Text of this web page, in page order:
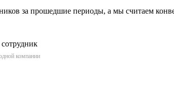
за прошедшие периоды, а мы считаем
компании